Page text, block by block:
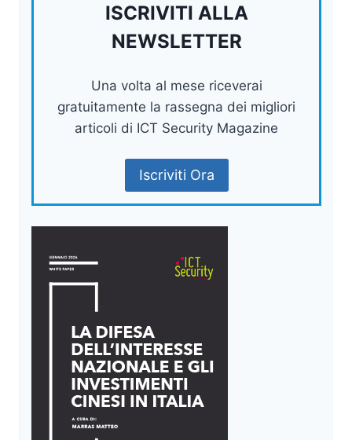
ISCRIVITI ALLA
NEWSLETTER
Una volta al mese riceverai
gratuitamente la rassegna dei migliori
articoli di ICT Security Magazine
Iscriviti Ora